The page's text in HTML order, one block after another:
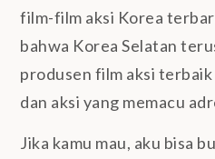
film-film aksi Korea
bahwa Korea Selatan
produsen film aksi
dan aksi yang memacu
Jika kamu mau, aku bisa